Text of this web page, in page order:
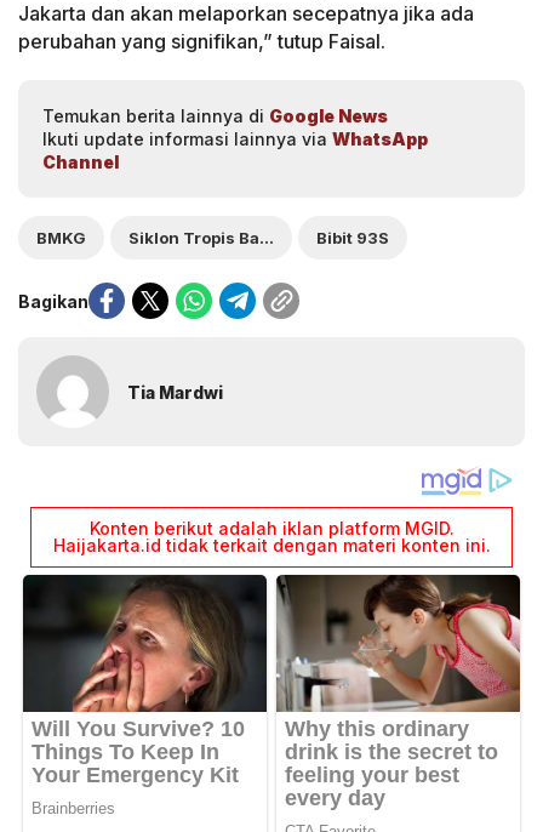
Jakarta dan akan melaporkan secepatnya jika ada
perubahan yang signifikan,” tutup Faisal.
Temukan berita lainnya di Google News
Ikuti update informasi lainnya via WhatsApp
Channel
BMKG Siklon Tropis Bakung Bibit 93S
Bagikan
Tia Mardwi